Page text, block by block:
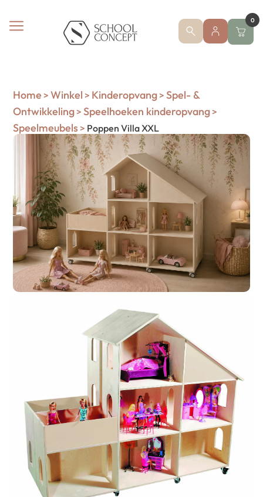
0
Home > Winkel > Kinderopvang> Spel- &
Ontwikkeling> Speelhoeken kinderopvang>
Speelmeubels> Poppen Villa XXL